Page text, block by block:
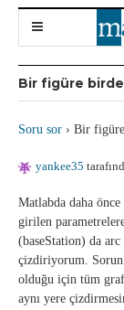
Bir figüre
Soru sor › Bir
yankee35
Matlabda daha
girilen
(baseStation) da
çizdiriyorum.
olduğu için tüm
aynı yere